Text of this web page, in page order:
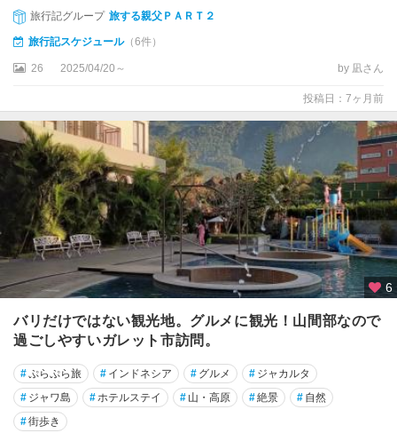
旅行記グループ 旅する親父ＰＡＲＴ２
旅行記スケジュール（6件）
26 2025/04/20～ by 凪さん
投稿日：7ヶ月前
6
バリだけではない観光地。グルメに観光！山間部なので
過ごしやすいガレット市訪問。
#ぷらぷら旅 # インドネシア # グルメ # ジャカルタ
# ジャワ島 # ホテルステイ # 山・高原 #絶景 # 自然
#街歩き